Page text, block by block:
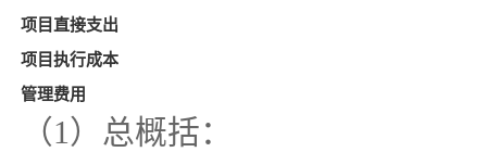
项目直接支出
项目执行成本
管理费用
（1）总概括：